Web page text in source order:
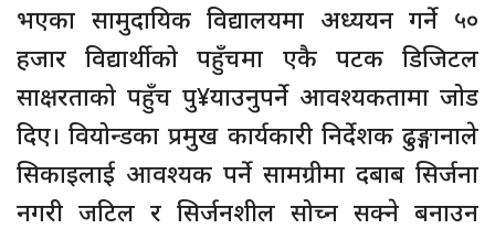
भएका सामुदायिक विद्यालयमा अध्ययन गर्ने ५०
हजार विद्यार्थीको पहुँचमा एकै पटक डिजिटल
साक्षरताको पहुँच पु¥याउनुपर्ने आवश्यकतामा जोड
दिए। वियोन्डका प्रमुख कार्यकारी निर्देशक ढुङ्गानाले
सिकाइलाई आवश्यक पर्ने सामग्रीमा दबाब सिर्जना
नगरी जटिल र सिर्जनशील सोच्न सक्ने बनाउन